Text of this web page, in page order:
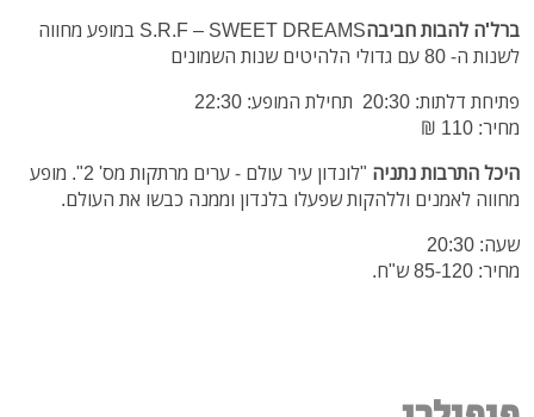
ברל'ה להבות חביבה
S.R.F – SWEET DREAMS במופע מחווה
לשנות ה- 80 עם גדולי הלהיטים שנות השמונים
פתיחת דלתות: 20:30 תחילת המופע: 22:30
מחיר: 110 ₪
היכל התרבות נתניה "
לונדון עיר עולם - ערים מרתקות מס' 2". מופע
מחווה לאמנים וללהקות שפעלו בלנדון וממנה כבשו את העולם.
שעה: 20:30
מחיר: 85-120 ש"ח.